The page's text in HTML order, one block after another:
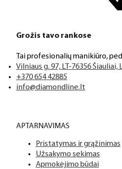
Jeigu turite klausimų ar iškilo
Aukštos kokybės produkcija
Mes siūlome tik aukščiausios
Platus prekių katalogas
Turime daugiau nei 3000
PDF katalogas
Grožis tavo rankose
Tai profesionalių manikiūro,
Vilniaus g. 97, LT-76356 Šiauliai,
+370 654 42885
info@diamondline.lt
APTARNAVIMAS
Pristatymas ir grąžinimas
Užsakymo sekimas
Apmokėjimo būdai